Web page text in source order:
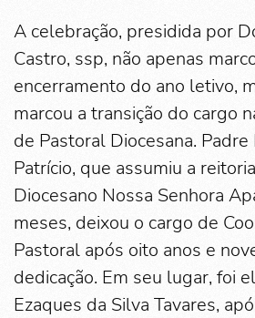
A celebração, presidida por
Castro, ssp, não apenas
encerramento do ano letivo,
marcou a transição do cargo
de Pastoral Diocesana. Padre
Patrício, que assumiu a
Diocesano Nossa Senhora
meses, deixou o cargo de
Pastoral após oito anos e
dedicação. Em seu lugar, foi
Ezaques da Silva Tavares,